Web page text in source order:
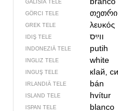
ĞALISIÄ TELE
GÖRCI TELE თეთრი
GREK TELE λευκός
IDIŞ TELE
INDONEZIÄ TELE putih
INGLIZ TELE white
INGUŞ TELE кIай,
IRLANDIÄ TELE bán
ISLAND TELE hvítur
ISPAN TELE blanco